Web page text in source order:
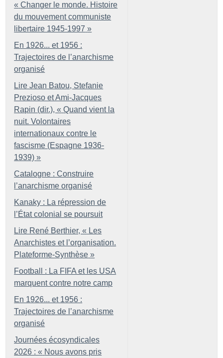
« Changer le monde. Histoire
du mouvement communiste
libertaire 1945-1997 »
En 1926... et 1956 :
Trajectoires de l’anarchisme
organisé
Lire Jean Batou, Stefanie
Prezioso et Ami-Jacques
Rapin (dir.), « Quand vient la
nuit. Volontaires
internationaux contre le
fascisme (Espagne 1936-
1939) »
Catalogne : Construire
l’anarchisme organisé
Kanaky : La répression de
l’État colonial se poursuit
Lire René Berthier, « Les
Anarchistes et l’organisation.
Plateforme-Synthèse »
Football : La FIFA et les USA
marquent contre notre camp
En 1926... et 1956 :
Trajectoires de l’anarchisme
organisé
Journées écosyndicales
2026 : « Nous avons pris